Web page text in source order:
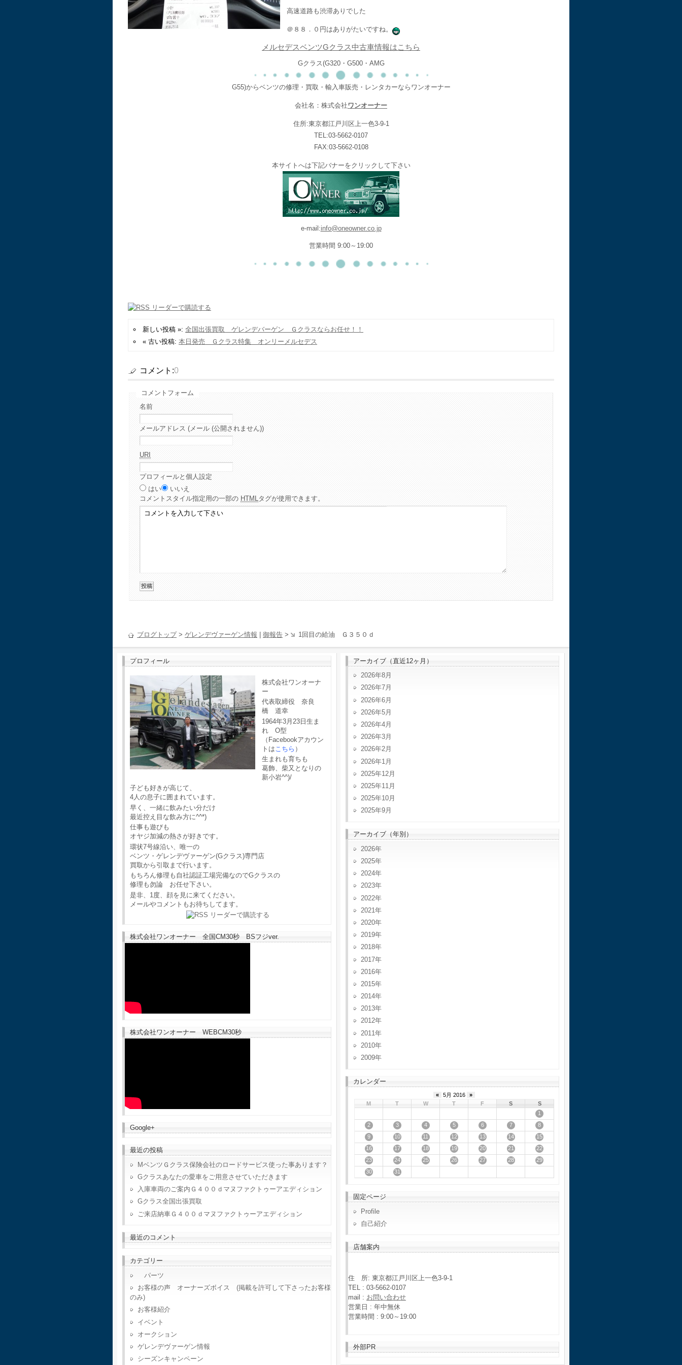
高速道路も渋滞ありでした
＠８８．０円はありがたいですね。
メルセデスベンツGクラス中古車情報はこちら
Gクラス(G320・G500・AMG
G55)からベンツの修理・買取・輸入車販売・レンタカーならワンオーナー
会社名：株式会社ワンオーナー
住所:東京都江戸川区上一色3-9-1
TEL:03-5662-0107
FAX:03-5662-0108
本サイトへは下記バナーをクリックして下さい
e-mail:info@oneowner.co.jp
営業時間 9:00～19:00
新しい投稿 »: 全国出張買取 ゲレンデバーゲン Ｇクラスならお任せ！！
« 古い投稿: 本日発売 Ｇクラス特集 オンリーメルセデス
コメント:0
コメントフォーム
名前
メールアドレス (メール (公開されません))
URI
プロフィールと個人設定
はい
いいえ
コメント スタイル指定用の一部の HTML タグが使用できます。
ブログトップ> ゲレンデヴァーゲン情報 御報告 > 1回目の給油 Ｇ３５０ｄ
プロフィール
株式会社ワンオーナ
ー
代表取締役 奈良
橋 道幸
1964年3月23日生ま
れ O型
（Facebookアカウン
トは こちら ）
生まれも育ちも
葛飾、柴又となりの
新小岩^^)/
子ども好きが高じて、
4人の息子に囲まれています。
早く、一緒に飲みたい分だけ
最近控え目な飲み方に^^*)
仕事も遊びも
オヤジ加減の熱さが好きです。
環状7号線沿い、唯一の
ベンツ・ゲレンデヴァーゲン(Gクラス)専門店
買取から引取まで行います。
もちろん修理も自社認証工場完備なのでGクラスの
修理も勿論 お任せ下さい。
是非、1度、顔を見に来てください。
メールやコメントもお待ちしてます。
株式会社ワンオーナー 全国CM30秒 BSフジver.
株式会社ワンオーナー WEBCM30秒
Google+
最近の投稿
MベンツＧクラス保険会社のロードサービス使った事あります？
Gクラスあなたの愛車をご用意させていただきます
入庫車両のご案内Ｇ４００ｄマヌファクトゥーアエディション
Gクラス全国出張買取
ご来店納車Ｇ４００ｄマヌファクトゥーアエディション
最近のコメント
カテゴリー
パーツ
お客様の声 オーナーズボイス (掲載を許可して下さったお客様
のみ)
お客様紹介
イベント
オークション
ゲレンデヴァーゲン情報
シーズンキャンペーン
アーカイブ（直近12ヶ月）
2026年8月
2026年7月
2026年6月
2026年5月
2026年4月
2026年3月
2026年2月
2026年1月
2025年12月
2025年11月
2025年10月
2025年9月
アーカイブ（年別）
2026
2025
2024
2023
2022
2021
2020
2019
2018
2017
2016
2015
2014
2013
2012
2011
2010
2009
カレンダー
« 5月 2016
»
M
T W T F S
S
1
2
3 4 5 6 7
8
9
10 11 12 13 14
15
16
17 18 19 20 21
22
23
24 25 26 27 28
29
30
31
固定ページ
Profile
自己紹介
店舗案内
住 所: 東京都江戸川区上一色3-9-1
TEL : 03-5662-0107
mail : お問い合わせ
営業日 : 年中無休
営業時間 : 9:00～19:00
外部PR